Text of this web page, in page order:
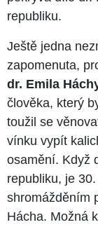
republiku.
Ještě jedna
zapomenuta,
dr. Emila
člověka, který
toužil se
vínku vypít
osamění. Když
republiku, je
shromážděním
Hácha. Možná